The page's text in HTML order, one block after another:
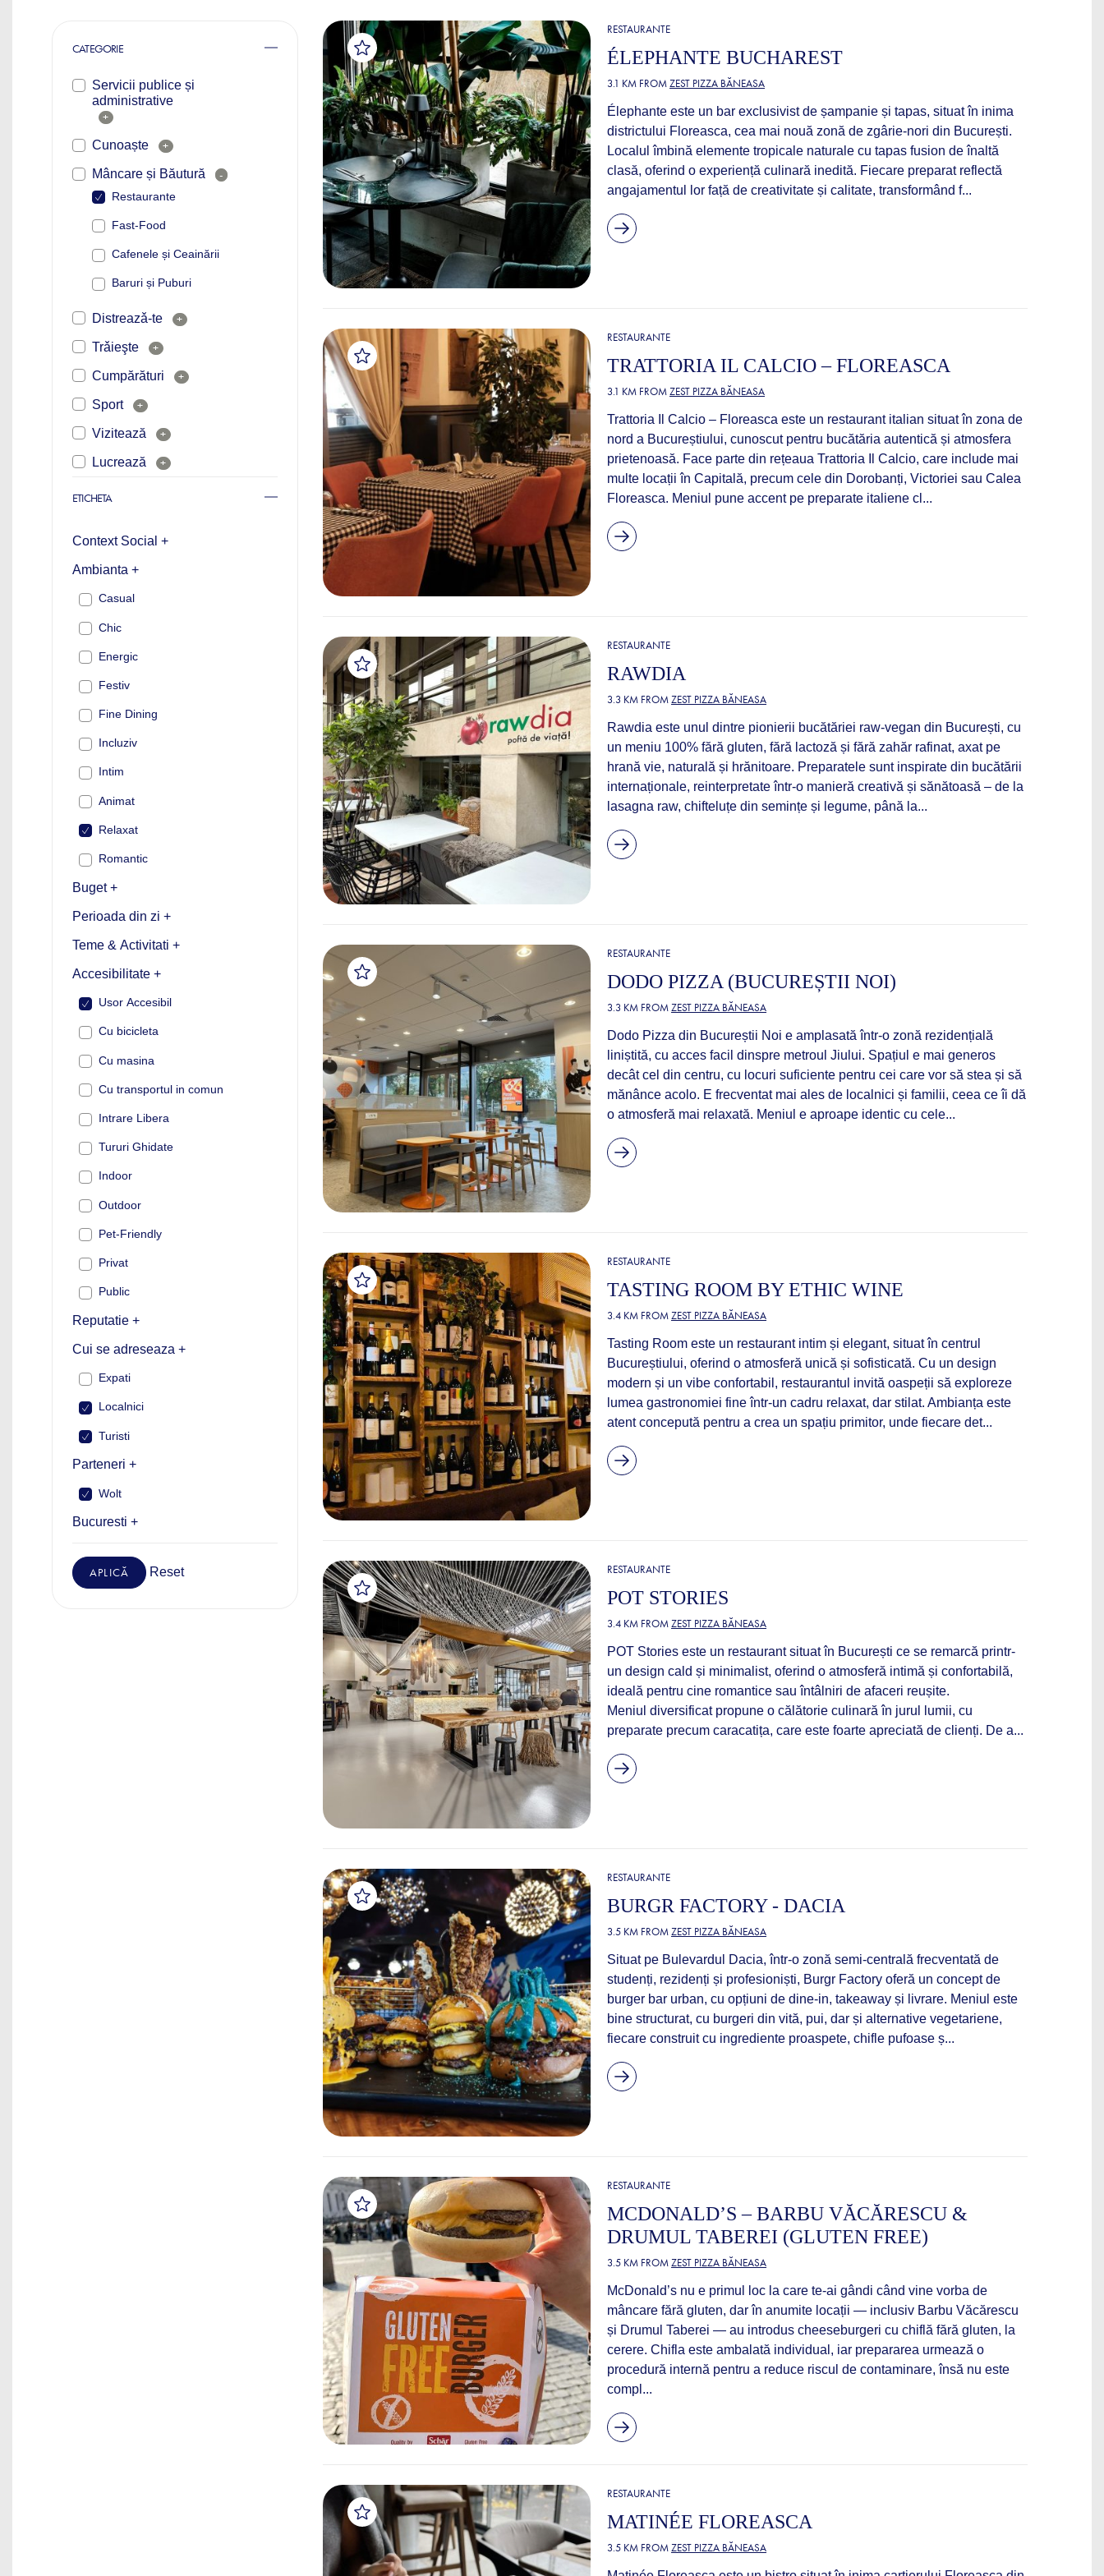
CATEGORIE
Servicii publice și
administrative
+
Cunoaște +
Mâncare și Băutură -
Restaurante
Fast-Food
Cafenele și Ceainării
Baruri și Puburi
Distreazǎ-te +
Trǎieşte +
Cumpărături +
Sport +
Vizitează +
Lucrează +
ETICHETA
Context Social +
Ambianta +
Casual
Chic
Energic
Festiv
Fine Dining
Incluziv
Intim
Animat
Relaxat
Romantic
Buget +
Perioada din zi +
Teme & Activitati +
Accesibilitate +
Usor Accesibil
Cu bicicleta
Cu masina
Cu transportul in comun
Intrare Libera
Tururi Ghidate
Indoor
Outdoor
Pet-Friendly
Privat
Public
Reputatie +
Cui se adreseaza +
Expati
Localnici
Turisti
Parteneri +
Wolt
Bucuresti +
APLICĂ Reset
RESTAURANTE
ÉLEPHANTE BUCHAREST
3.1 KM FROMZEST PIZZA BĂNEASA
Élephante este un bar exclusivist de șampanie și tapas, situat în inima
districtului Floreasca, cea mai nouă zonă de zgârie-nori din București.
Localul îmbină elemente tropicale naturale cu tapas fusion de înaltă
clasă, oferind o experiență culinară inedită. Fiecare preparat reflectă
angajamentul lor față de creativitate și calitate, transformând f...
RESTAURANTE
TRATTORIA IL CALCIO – FLOREASCA
3.1 KM FROMZEST PIZZA BĂNEASA
Trattoria Il Calcio – Floreasca este un restaurant italian situat în zona de
nord a Bucureștiului, cunoscut pentru bucătăria autentică și atmosfera
prietenoasă. Face parte din rețeaua Trattoria Il Calcio, care include mai
multe locații în Capitală, precum cele din Dorobanți, Victoriei sau Calea
Floreasca. Meniul pune accent pe preparate italiene cl...
RESTAURANTE
RAWDIA
3.3 KM FROMZEST PIZZA BĂNEASA
Rawdia este unul dintre pionierii bucătăriei raw-vegan din București, cu
un meniu 100% fără gluten, fără lactoză și fără zahăr rafinat, axat pe
hrană vie, naturală și hrănitoare. Preparatele sunt inspirate din bucătării
internaționale, reinterpretate într-o manieră creativă și sănătoasă – de la
lasagna raw, chifteluțe din semințe și legume, până la...
RESTAURANTE
DODO PIZZA (BUCUREȘTII NOI)
3.3 KM FROMZEST PIZZA BĂNEASA
Dodo Pizza din Bucureștii Noi e amplasată într-o zonă rezidențială
liniștită, cu acces facil dinspre metroul Jiului. Spațiul e mai generos
decât cel din centru, cu locuri suficiente pentru cei care vor să stea și să
mănânce acolo. E frecventat mai ales de localnici și familii, ceea ce îi dă
o atmosferă mai relaxată. Meniul e aproape identic cu cele...
RESTAURANTE
TASTING ROOM BY ETHIC WINE
3.4 KM FROMZEST PIZZA BĂNEASA
Tasting Room este un restaurant intim și elegant, situat în centrul
Bucureștiului, oferind o atmosferă unică și sofisticată. Cu un design
modern și un vibe confortabil, restaurantul invită oaspeții să exploreze
lumea gastronomiei fine într-un cadru relaxat, dar stilat. Ambianța este
atent concepută pentru a crea un spațiu primitor, unde fiecare det...
RESTAURANTE
POT STORIES
3.4 KM FROMZEST PIZZA BĂNEASA
POT Stories este un restaurant situat în București ce se remarcă printr-
un design cald și minimalist, oferind o atmosferă intimă și confortabilă,
ideală pentru cine romantice sau întâlniri de afaceri reușite.
Meniul diversificat propune o călătorie culinară în jurul lumii, cu
preparate precum caracatița, care este foarte apreciată de clienți. De a...
RESTAURANTE
BURGR FACTORY - DACIA
3.5 KM FROMZEST PIZZA BĂNEASA
Situat pe Bulevardul Dacia, într-o zonă semi-centrală frecventată de
studenți, rezidenți și profesioniști, Burgr Factory oferă un concept de
burger bar urban, cu opțiuni de dine-in, takeaway și livrare. Meniul este
bine structurat, cu burgeri din vită, pui, dar și alternative vegetariene,
fiecare construit cu ingrediente proaspete, chifle pufoase ș...
RESTAURANTE
MCDONALD’S – BARBU VĂCĂRESCU &
DRUMUL TABEREI (GLUTEN FREE)
3.5 KM FROMZEST PIZZA BĂNEASA
McDonald’s nu e primul loc la care te-ai gândi când vine vorba de
mâncare fără gluten, dar în anumite locații — inclusiv Barbu Văcărescu
și Drumul Taberei — au introdus cheeseburgeri cu chiflă fără gluten, la
cerere. Chifla este ambalată individual, iar prepararea urmează o
procedură internă pentru a reduce riscul de contaminare, însă nu este
compl...
RESTAURANTE
MATINÉE FLOREASCA
3.5 KM FROMZEST PIZZA BĂNEASA